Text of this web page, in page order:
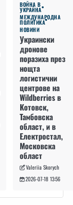
ВОЙНА В
УКРАЙНА
МЕЖДУНАРОДНА
ПОЛИТИКА
НОВИНИ
Украински
дронове
поразиха през
нощта
логистични
центрове на
Wildberries в
Котовск,
Тамбовска
област, и в
Електростал,
Московска
област
Valeriia Skorych
2026-07-18 13:56